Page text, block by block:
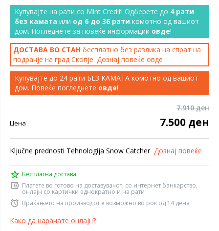
Купувајте на рати со Mint Credit! Одберете до 4 рати
без камата или од 6 до 36 рати комотно од вашиот
дом. Погледнете за повеќе информации овде!
ДОСТАВА ВО СТАН бесплатно без разлика на спрат на
подрачје на град Скопје. Дознај повеќе овде
Купувајте до 24 рати БЕЗ КАМАТА комотно од вашиот
дом. Повеќе погледнете овде!
7.910 ден
Цена 7.500 ден
Ključne prednosti Tehnologija Snow Catcher Дознај повеќе
Бесплатна достава
Платете во готово на доставувачот, со интернет банкарство,
онлајн со картички еднократно и на рати
Враќањето на производот е возможно во рок од 14 дена
Како да нарачате онлајн?